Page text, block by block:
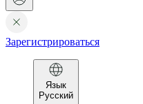
Зарегистрироваться
Язык
Русский